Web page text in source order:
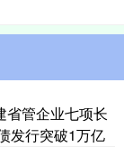
省管企业七项长
发行突破1万亿